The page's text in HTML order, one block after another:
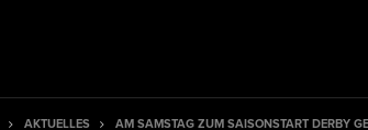
AKTUELLES AM SAMSTAG ZUM SAISONSTART DERBY